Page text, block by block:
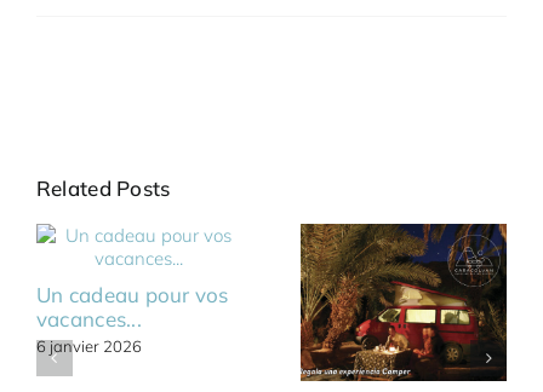
Related Posts
Un cadeau pour vos
vacances...
6 janvier 2026